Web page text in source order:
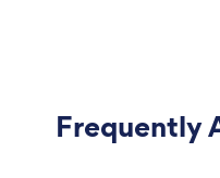
Frequently